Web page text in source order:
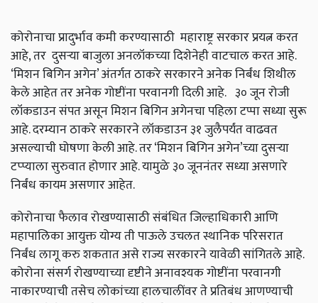
कोरोनाचा प्रादुर्भाव कमी करण्यासाठी महाराष्ट्र सरकार प्रयत्न करत
आहे, तर दुसऱ्या बाजुला अनलॉकच्या दिशेनेही वाटचाल करत आहे.
‘मिशन बिगिन अगेन’ अंतर्गत ठाकरे सरकारने अनेक निर्बंध शिथील
केले आहेत तर अनेक गोष्टींना परवानगी दिली आहे. ३० जून रोजी
लॉकडाउन संपत असून मिशन बिगिन अगेनचा पहिला टप्पा सध्या सुरू
आहे. दरम्यान ठाकरे सरकारने लॉकडाउन ३१ जुलैपर्यंत वाढवत
असल्याची घोषणा केली आहे. तर ‘मिशन बिगिन अगेन’च्या दुसऱ्या
टप्प्याला सुरुवात होणार आहे. यामुळे ३० जूननंतर सध्या असणारे
निर्बंध कायम असणार आहेत.
कोरोनाचा फैलाव रोखण्यासाठी संबंधित जिल्हाधिकारी आणि
महापालिका आयुक्त योग्य ती पाऊले उचलत स्थानिक परिसरात
निर्बंध लागू करु शकतात असे राज्य सरकारने यावेळी सांगितले आहे.
कोरोना संसर्ग रोखण्याच्या दृष्टीने अनावश्यक गोष्टींना परवानगी
नाकारण्याची तसेच लोकांच्या हालचालींवर ते प्रतिबंध आणण्याची